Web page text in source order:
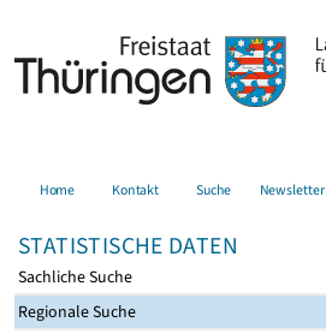
Home Kontakt Suche Newsletter
STATISTISCHE DATEN
Sachliche Suche
Regionale Suche